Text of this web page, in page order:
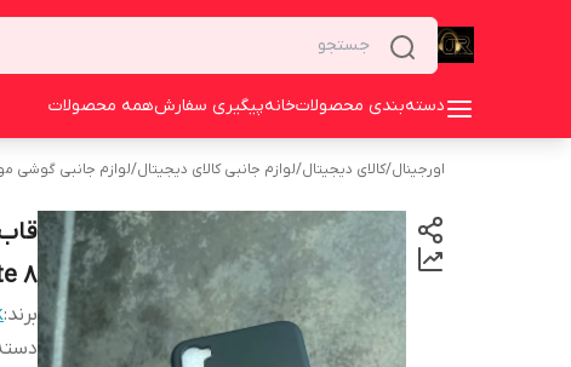
دسته‌بندی محصولاتخانهپیگیری سفارشهمه محصولات
اورجینال/کالای دیجیتال/لوازم جانبی کالای دیجیتال/لوازم جانبی گوشی
8
برند: